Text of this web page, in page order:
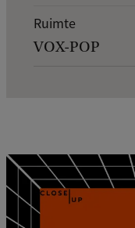
a
n
e
Ruimte
VOX-POP